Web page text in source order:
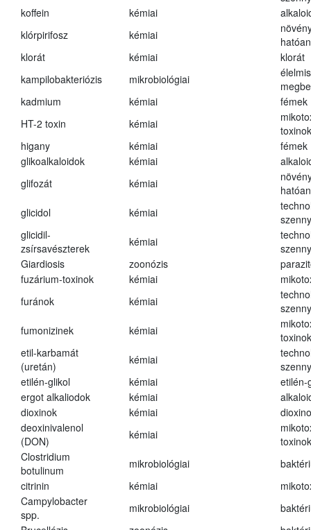
koffein
kémiai
klórpirifosz
kémiai
klorát
kémiai
klorát
kampilobakteriózis
mikrobiológiai
kadmium
kémiai
fémek
HT-2 toxin
kémiai
toxinok
higany
kémiai
fémek
glikoalkaloidok
kémiai
glifozát
kémiai
glicidol
kémiai
glicidil-
zsírsavészterek
kémiai
Giardiosis
zoonózis
fuzárium-toxinok
kémiai
furánok
kémiai
fumonizinek
kémiai
toxinok
etil-karbamát
(uretán)
kémiai
etilén-glikol
kémiai
etilén-
ergot alkaliodok
kémiai
dioxinok
kémiai
deoxinivalenol
(DON)
kémiai
toxinok
Clostridium
botulinum
mikrobiológiai
citrinin
kémiai
Campylobacter
spp.
mikrobiológiai